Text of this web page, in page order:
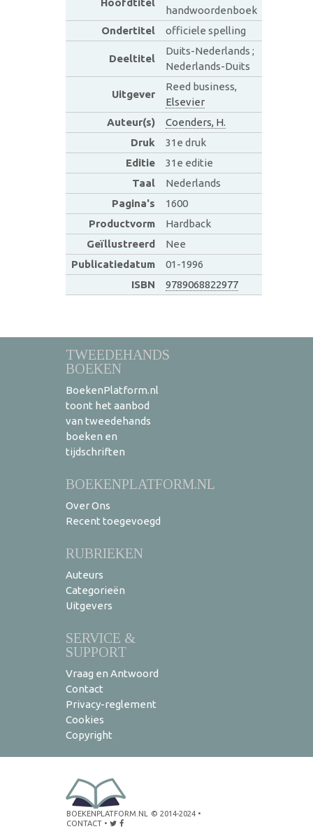
handwoordenboek
Ondertitel
officiele spelling
Deeltitel
Duits-Nederlands ;
Nederlands-Duits
Uitgever
Reed business,
Elsevier
Auteur(s)
Coenders, H.
Druk
31e druk
Editie
31e editie
Taal
Nederlands
Pagina's
1600
Productvorm
Hardback
Geïllustreerd
Nee
Publicatiedatum
01-1996
ISBN
9789068822977
TWEEDEHANDS
BOEKEN
BoekenPlatform.nl
toont het aanbod
van tweedehands
boeken en
tijdschriften
BOEKENPLATFORM.NL
Over Ons
Recent toegevoegd
RUBRIEKEN
Auteurs
Categorieën
Uitgevers
SERVICE &
SUPPORT
Vraag en Antwoord
Contact
Privacy-reglement
Cookies
Copyright
BOEKENPLATFORM.NL © 2014-2024 •
CONTACT •